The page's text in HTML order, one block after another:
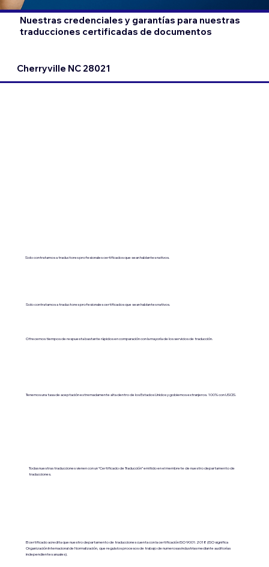
Nuestras credenciales y garantías para nuestras
traducciones certificadas de documentos
Cherryville NC 28021
Solo contratamos a traductores profesionales certificados que sean hablantes nativos.
Solo contratamos a traductores profesionales certificados que sean hablantes nativos.
Ofrecemos tiempos de respuesta bastante rápidos en comparación con la mayoría de los servicios de traducción.
Tenemos una tasa de aceptación extremadamente alta dentro de los Estados Unidos y gobiernos extranjeros. 100% con USCIS.
Todas nuestras traducciones vienen con un “Certificado de Traducción” emitido en el membrete de nuestro departamento de
traducciones.
El certificado acredita que nuestro departamento de traducciones cuenta con la certificación ISO 9001:2018 (ISO significa
Organización Internacional de Normalización, que regula los procesos de trabajo de numerosas industrias mediante auditorías
independientes anuales).